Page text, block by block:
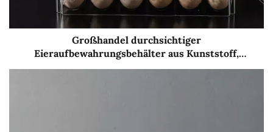
Großhandel durchsichtiger
Eieraufbewahrungsbehälter aus Kunststoff,
Eierhalter mit Deckel